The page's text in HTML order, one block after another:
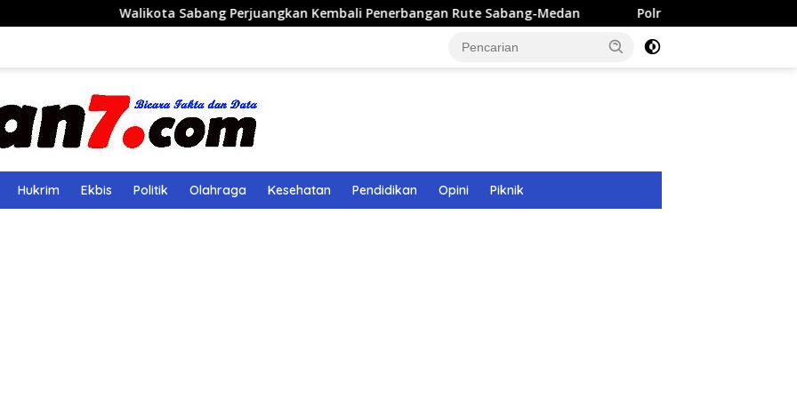
Walikota Sabang Perjuangkan Kembali Penerbangan Rute Sabang-Medan Polri Bangun 40 Titik Sumur Bor untuk
Hukrim Ekbis Politik Olahraga Kesehatan Pendidikan Opini Piknik